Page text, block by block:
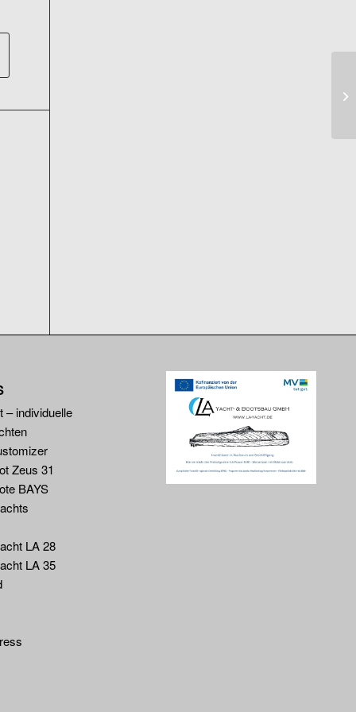
– individuelle
Zeus 31
BAYS
LA 28
LA 35